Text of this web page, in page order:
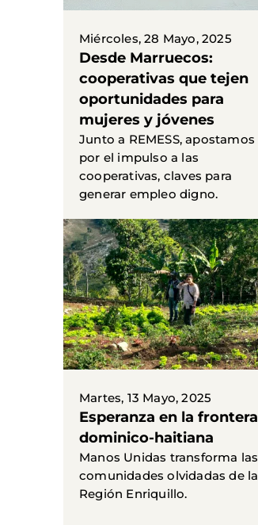
Miércoles, 28 Mayo, 2025
Desde Marruecos:
cooperativas que tejen
oportunidades para
mujeres y jóvenes
Junto a REMESS, apostamos
por el impulso a las
cooperativas, claves para
generar empleo digno.
Martes, 13 Mayo, 2025
Esperanza en la frontera
dominico-haitiana
Manos Unidas transforma las
comunidades olvidadas de la
Región Enriquillo.